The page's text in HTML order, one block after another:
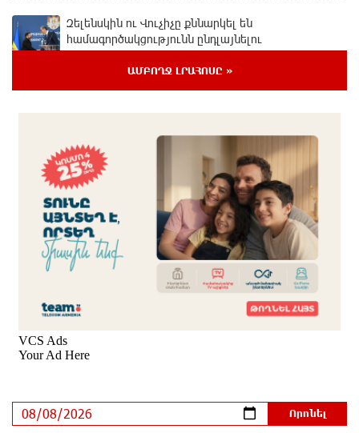
Զելենսկին ու Վուչիչը քննարկել են
համագործակցությունն ընդլայնելու
հնարավորությունները
շենքից տարհանվել է 5 բնակիչ
մեկ ժամ առաջ
Ճապոնական Յակիշիմե կերամիկայի
ցուցահանդեսը երկարաձգվել է մինչև օգոստոսի
30-ը
40 րոպե առաջ
Որոնվում է նախաձեռնված քրեական վարույթի
շրջանակներում
2 րոպե առաջ
ԱՄԲՈՂՋ ԼՐԱՀՈՍԸ »